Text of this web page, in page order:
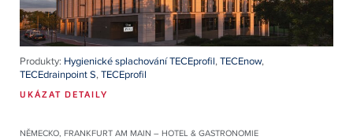
Produkty: Hygienické splachování TECEprofil,TECEnow,
TECEdrainpoint S,TECEprofil
UKÁZAT DETAILY
NĚMECKO, FRANKFURT AM MAIN – HOTEL & GASTRONOMIE